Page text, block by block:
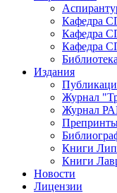
Кафедра
Кафедра
Кафедра
Библиотека
Издания
Журнал
Журнал
Книги
Книги
Новости
Лицензии